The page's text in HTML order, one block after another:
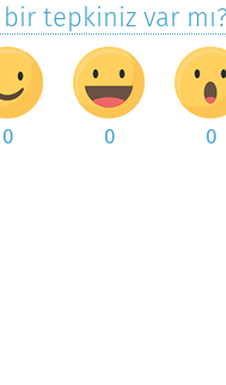
tepkiniz var mı?
0 0 0